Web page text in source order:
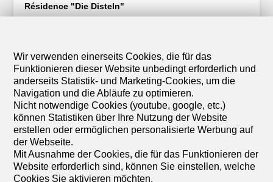
Résidence "Die Disteln"
Charmantes, vollständig renoviertes 1-Zimmer-
Funktionalität zu maximieren, und bietet dank
Einbauschränken viele Stauräume. Es verfügt über ein
separates Schlafzimmer mit TV, ein Badezimmer mit
Badewanne und eine gemütliche Wohngegend. Das
Apartment ist auch mit einer privaten Waschmaschine
und Trockner ausgestattet. Bitte beachten Sie, dass das
Apartment keinen Balkon hat. Die Lage ist ein großer
Vorteil: direkt im Zentrum des Resorts, in Laufnähe zu
allen Geschäften und Einrichtungen, direkt gegenüber
dem Migros-Supermarkt, der Apotheke und
verschiedenen lokalen Unternehmen. Der Lake Grenon
Wir verwenden einerseits Cookies, die für das
Funktionieren dieser Website unbedingt erforderlich und
anderseits Statistik- und Marketing-Cookies, um die
Navigation und die Abläufe zu optimieren.
Nicht notwendige Cookies (youtube, google, etc.)
können Statistiken über Ihre Nutzung der Website
erstellen oder ermöglichen personalisierte Werbung auf
der Webseite.
Mit Ausnahme der Cookies, die für das Funktionieren der
Website erforderlich sind, können Sie einstellen, welche
Cookies Sie aktivieren möchten.